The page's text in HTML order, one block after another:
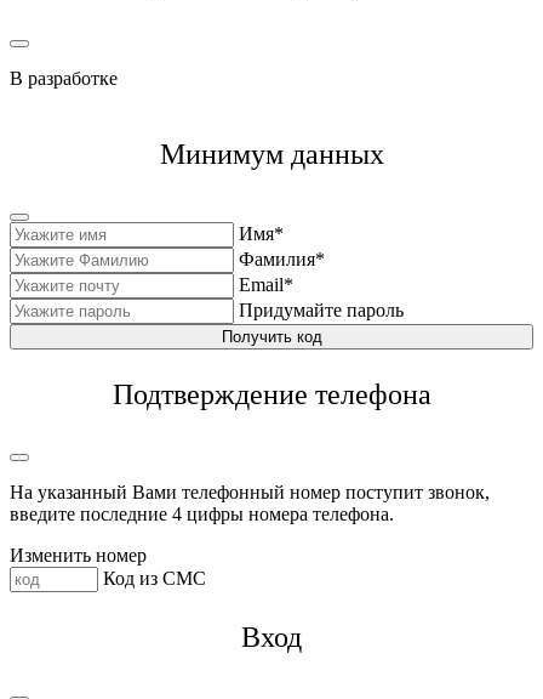
В разработке
Минимум данных
Имя*
Фамилия*
Email*
Придумайте пароль
Получить код
Подтверждение телефона
На указанный Вами телефонный номер поступит звонок,
введите последние 4 цифры номера телефона.
Изменить номер
Код из СМС
Вход